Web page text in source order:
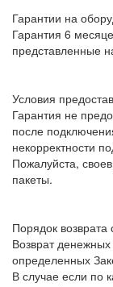
Гарантии на
Гарантия 6
представленные
Условия
Гарантия не
после
некорректности
Пожалуйста,
пакеты.
Порядок возврата
Возврат денежных
определенных
В случае если по